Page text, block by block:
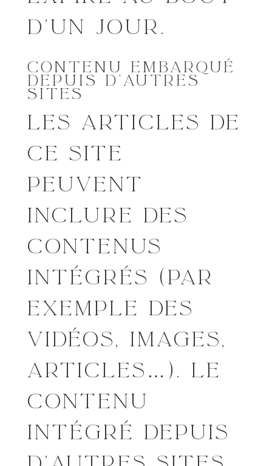
D’UN JOUR.
CONTENU EMBARQUÉ
DEPUIS D’AUTRES
SITES
LES ARTICLES DE
CE SITE
PEUVENT
INCLURE DES
CONTENUS
INTÉGRÉS (PAR
EXEMPLE DES
VIDÉOS, IMAGES,
ARTICLES…). LE
CONTENU
INTÉGRÉ DEPUIS